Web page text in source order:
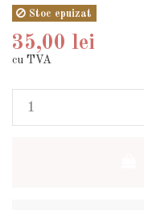
Stoc epuizat
35,00 lei
cu TVA